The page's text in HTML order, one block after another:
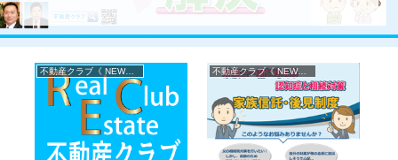
不動産クラブ《 NEWS 》 不動産クラブ《 NEWS 》